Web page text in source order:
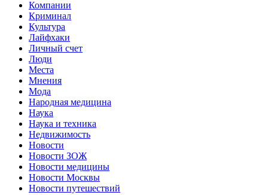
Компании
Криминал
Культура
Лайфхаки
Личный счет
Люди
Места
Мнения
Мода
Народная медицина
Наука
Наука и техника
Недвижимость
Новости
Новости ЗОЖ
Новости медицины
Новости Москвы
Новости путешествий